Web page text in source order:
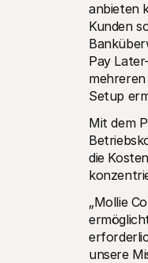
anbieten
Kunden
Pay
Setup
Mit dem
die
„Mollie
unsere